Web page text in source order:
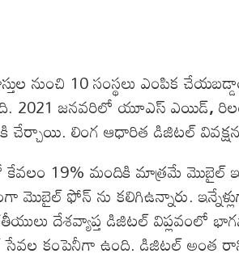
నుంచి 10 సంస్థలు ఎంపిక
2021 జనవరిలో యూఎస్ ఎయిడ్,
చేర్చాయి. లింగ ఆధారిత డిజిటల్
19% మందికి మాత్రమే మొబైల్
మొబైల్ ఫోన్ ను కలిగిఉన్నారు.
దేశవ్యాప్త డిజిటల్ విప్లవంలో
కంపెనీగా ఉంది. డిజిటల్ అంత